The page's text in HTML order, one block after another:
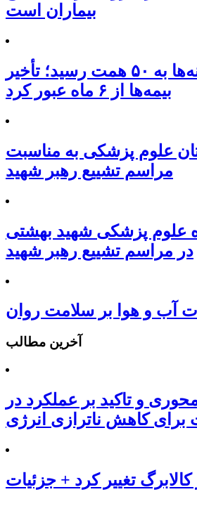
بیماران است
مطالبات داروخانه‌ها به ۵۰ همت رسید؛ تأخیر
بیمه‌ها از ۶ ماه عبور کرد
علوم پزشکی به مناسبت
مراسم تشییع رهبر شهید
علوم پزشکی شهید بهشتی
در مراسم تشییع رهبر شهید
آب و هوا بر سلامت روان
آخرین مطالب
و تاکید بر عملکرد در
برای کاهش ناترازی انرژی
تغییر کرد + جزئیات